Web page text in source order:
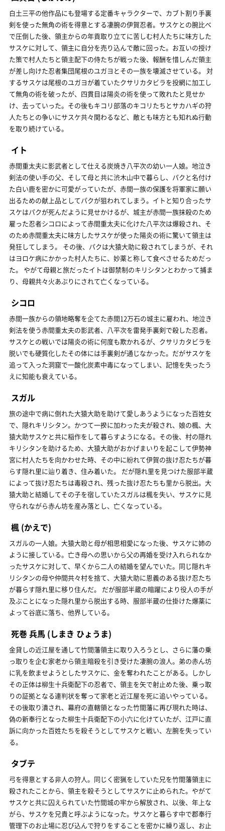
白土三平の他作品にも登場する定番キャラクターで、カブト割り手裏
剣を使った無角の術を得意とする凄腕の伊賀忍者。サスケとの腕比べ
で圧倒した後、領主からの年貢取り立てに苦しむ村人たちに味方した
サスケに対して、領主に自分を売り込んで敵に回った。お互いの授け
た策で村人たちと領主配下の侍たちが戦った後、報酬を惜しんだ領主
が差し向けた忍者集団尾根のユガヨとその一族を壊滅させている。 対
するサスケは尾根のユガヨが着ていたクサリカタビラを投網に加工し
て無角の術を破ったが、四貫目は陽炎の術を使って敗れたと見せか
け、去っていった。その後もキコリ部落のキコリたちとサカハギの狩
人たちとの争いにサスケ共々関わるなど、敵とも味方とも知れぬ行動
を取り続けている。
イト
赤間重太夫に影武者として仕える炭焼き八平次の幼い一人娘。地泣き
剣法の使い手の父、そして母と共に渋木山中で暮らし、パクと名付け
た白い鹿を密かに可愛がっていたが、赤間一族の保護を将軍家に願い
出るための献上品としてパクが狙われてしまう。イトと知り合ったサ
スケはパクが死んだように見せかけるが、城主が赤間一族抹殺のため
雇った忍者シコロによって赤間重太夫に化けた八平次は爆殺され、そ
のため赤間重太夫に味方したサスケが使った陽炎の術に驚いて領主は
発狂してしまう。 その後、パクは大猿大助に殺されてしまうが、それ
はヨロケ病にかかった村人たちに、妙薬と称して食べさせるためだっ
た。 やがて母親と旅だったイトは御禁制のキリシタンとわかって捕ま
り、母親共々火あぶりにされて亡くなっている。
シコロ
赤間一族からの領地略奪を企てた赤間12万石の城主に雇われ、地泣き
剣法を使う赤間重太夫の影武者、八平次を雷発手裏剣で殺した忍者。
サスケとの戦いでは陽炎の術に何度も欺かれるが、クサリカタビラを
脱いでも硬質化したその体には手裏剣が通じなかった。だがサスケを
追って入った洞窟で一酸化炭素中毒になってしまい、記憶を失ったう
えに知能も衰えている。
スガル
旅の途中で病に倒れた大猿大助を助けて愛しあうようになった百姓女
で、隠れキリシタン。かつて一揆に加わった夫が殺され、娘の楓、大
猿大助サスケと共に稲作をして暮らすようになる。その後、村の隠れ
キリシタンを助けるため、大猿大助がおかげまいりを起こして伊勢神
宮に村人たちを向かわせた時、その中に紛れて伊賀の抜け忍たちが暮
らす隠れ里に辿り着き、住み着いた。 だが隠れ里を見つけた服部半蔵
によって抜け忍たちは毒殺され、残った抜け忍たちも里から脱出。大
猿大助と結婚してその子を宿していたスガルは楓を失い、サスケに見
守られながら赤ん坊を産み落とし、亡くなっている。
楓 (かえで)
スガルの一人娘。大猿大助と母が相思相愛になった後、サスケに姉の
ように接している。亡き母への思いから父の再婚を受け入れられなか
ったサスケに対して、早くから二人の結婚を望んでいた。同じ隠れキ
リシタンの母や仲間共々村を捨て、大猿大助に恩義のある抜け忍たち
が暮らす隠れ里に移り住んだ。 だが服部半蔵の暗躍により役人の手が
及ぶことになった隠れ里から脱出する時、服部半蔵の仕掛けた爆薬に
よって谷底に落ち、他界している。
死巻 兵馬 (しまき ひょうま)
金貸しの近江屋を通して竹間藩領主に取り入ろうとし、さらに藩の乗
っ取りを企む家老から領主暗殺を引き受けた凄腕の浪人。弟の赤ん坊
に乳を飲ませようとしたサスケに、金を奪われたことがある。しかし
その正体は柳生十兵衛配下の忍者で、領主を矢で射止めた後、乗っ取
りの証拠となる連判状を奪って家老と近江屋を死に追いやっている。
その後取り潰され、幕府の直轄領となった竹間藩に再び現れた時は、
偽の新奉行となった柳生十兵衛配下の小六に化けていたが、江戸に直
訴に向かった百姓たちを殺そうとしてサスケと戦い、左腕を失ってい
る。
タブテ
弓を得意とする非人の狩人。同じく密猟をしていた兄を竹間藩領主に
殺されたことから、領主を殺そうとしてサスケに止められた。やがて
サスケと共に囚えられていた竹間城の牢から解放され、以後、年上な
がら、サスケを兄貴と呼ぶようになった。サスケと暮らす中で郡奉行
管理下のお止場に忍び込んで狩りをすることを密かに繰り返し、お止